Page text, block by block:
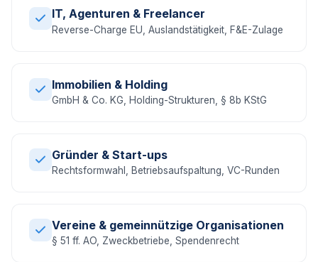
IT, Agenturen & Freelancer
Reverse-Charge EU, Auslandstätigkeit, F&E-Zulage
Immobilien & Holding
GmbH & Co. KG, Holding-Strukturen, § 8b KStG
Gründer & Start-ups
Rechtsformwahl, Betriebsaufspaltung, VC-Runden
Vereine & gemeinnützige Organisationen
§ 51 ff. AO, Zweckbetriebe, Spendenrecht